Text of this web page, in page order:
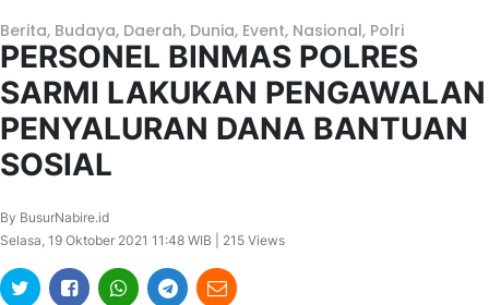
Berita, Budaya, Daerah, Dunia, Event, Nasional, Polri
PERSONEL BINMAS POLRES
SARMI LAKUKAN PENGAWALAN
PENYALURAN DANA BANTUAN
SOSIAL
By BusurNabire.id
Selasa, 19 Oktober 2021 11:48 WIB | 215 Views